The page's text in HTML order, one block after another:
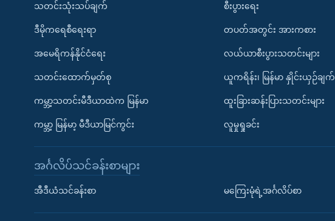
သတင်းသုံးသပ်ချက်
ဒီမိုကရေစီရေးရာ
အမေရိကန်နိုင်ငံရေး
သတင်းထောက်မှတ်စု
ကမ္ဘာ့သတင်းမီဒီယာထဲက မြန်မာ
ကမ္ဘာ့ မြန်မာ့ မီဒီယာမြင်ကွင်း
စီးပွားရေး
တပတ်အတွင်း အားကစား
လယ်ယာစီးပွားသတင်းများ
ယူကရိန်း၊ မြန်မာ နှိုင်းယှဉ်ချက်
ထူးခြားဆန်းပြားသတင်းများ
လူမှုရှုခင်း
အင်္ဂလိပ်သင်ခန်းစာများ
အီဒီယံသင်ခန်းစာ မကြေးမုံရဲ့အင်္ဂလိပ်စာ